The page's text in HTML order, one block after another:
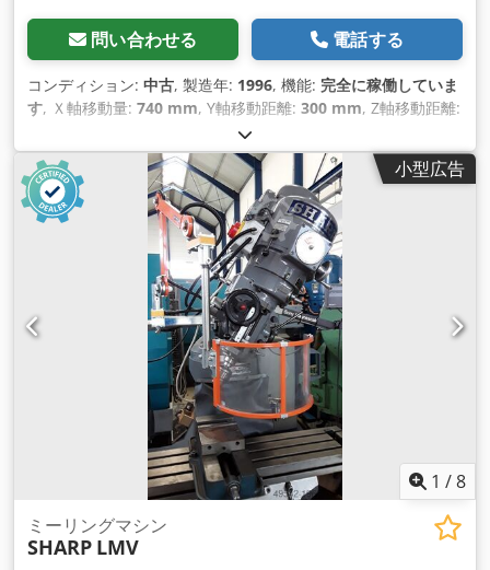
問い合わせる 電話する
コンディション: 中古, 製造年: 1996, 機能: 完全に稼働していま
す, Ｘ軸移動量: 740 mm, Y軸移動距離: 300 mm, Z軸移動距離:
, 主軸回転速度（最大）:
（最小）:35 回転/分, 全高:2,000 mm, 全幅:1,200 mm, 全長:
1,900 mm
, 総重量: 2,000 kg（キログラム）, 小型広告
1 /8
ミーリングマシン
SHARP LMV